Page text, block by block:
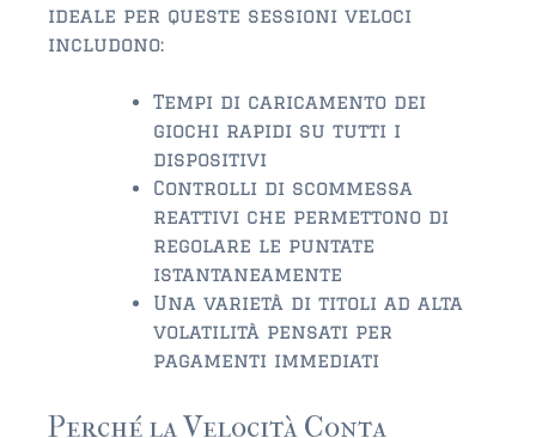
$1,000,000-$2,000,000
ST AUGUSTINE BEACH
$150,000 and down
$150,000 – $350,000
$350,000 – $500,000
$500,000 – $750,000
$750,000 – $1,000,000
ideale per queste sessioni veloci
includono:
Tempi di caricamento dei
giochi rapidi su tutti i
dispositivi
Controlli di scommessa
reattivi che permettono di
regolare le puntate
istantaneamente
Una varietà di titoli ad alta
volatilità pensati per
pagamenti immediati
Perché la Velocità Conta